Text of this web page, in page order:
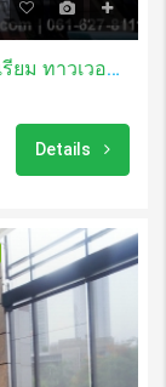
เช่าสำนักงาน 329.60 ตรม อาคารเอ็มโพเรียม ทาวเวอร์/ Emporium Tower
Details